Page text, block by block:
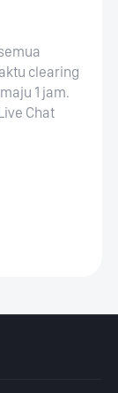
clearing
1 jam.
Chat